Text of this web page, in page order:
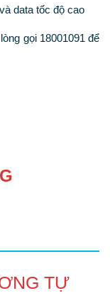
data tốc độ cao
gọi 18001091 để
TỰ